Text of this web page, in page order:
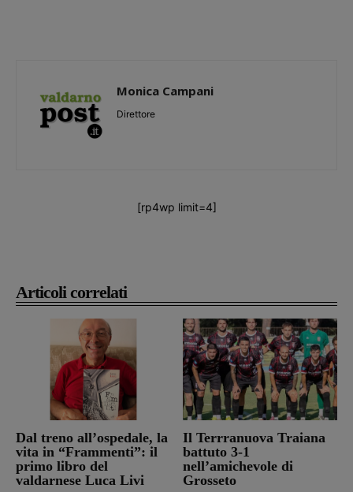
Articoli correlati
Dal treno all’ospedale, la
vita in “Frammenti”: il
primo libro del
valdarnese Luca Livi
Il Terrranuova Traiana
battuto 3-1
nell’amichevole di
Grosseto
Monica Campani
Direttore
[rp4wp limit=4]